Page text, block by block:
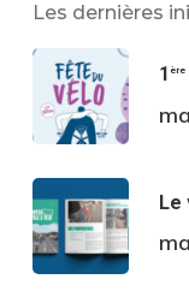
Les dernières
1 ère
Le